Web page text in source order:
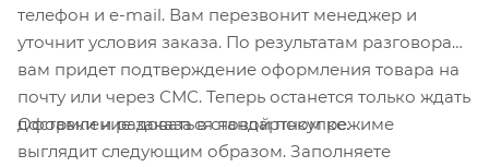
телефон и e-mail. Вам перезвонит менеджер и
уточнит условия заказа. По результатам разговора
вам придет подтверждение оформления товара на
почту или через СМС. Теперь останется только ждать
доставки и радоваться новой покупке.
Оформление заказа в стандартном режиме
выглядит следующим образом. Заполняете